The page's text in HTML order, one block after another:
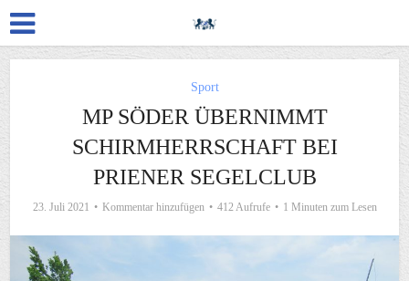
Sport
MP SÖDER ÜBERNIMMT
SCHIRMHERRSCHAFT BEI
PRIENER SEGELCLUB
23. Juli 2021 Kommentar hinzufügen 412 Aufrufe 1 Minuten zum Lesen